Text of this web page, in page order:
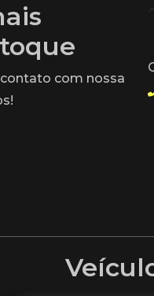
com nossa